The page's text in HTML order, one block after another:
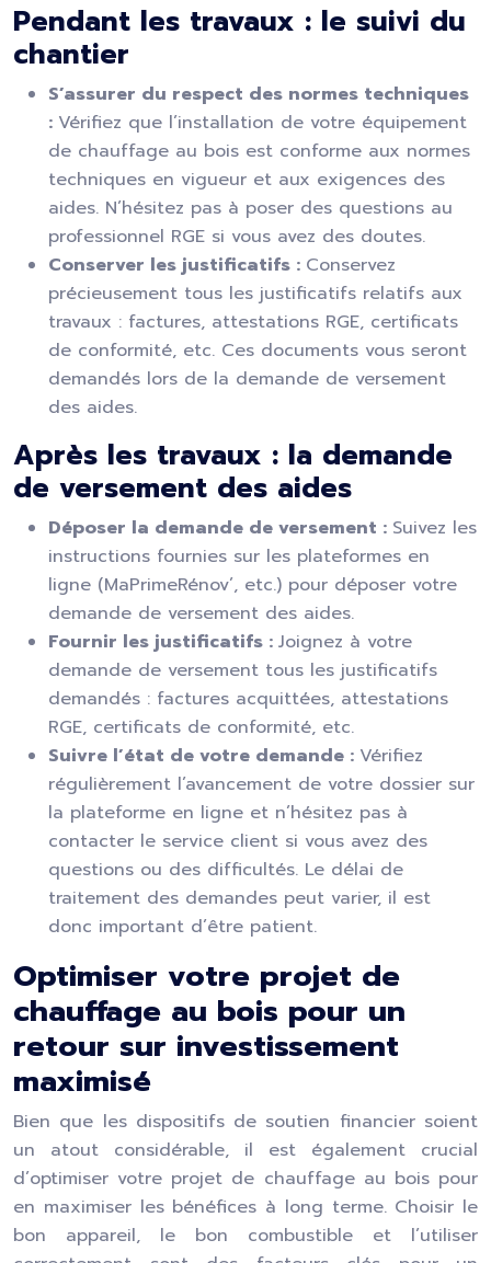
Pendant les travaux : le suivi du
chantier
S’assurer du respect des normes techniques
: Vérifiez que l’installation de votre équipement
de chauffage au bois est conforme aux normes
techniques en vigueur et aux exigences des
aides. N’hésitez pas à poser des questions au
professionnel RGE si vous avez des doutes.
Conserver les justificatifs : Conservez
précieusement tous les justificatifs relatifs aux
travaux : factures, attestations RGE, certificats
de conformité, etc. Ces documents vous seront
demandés lors de la demande de versement
des aides.
Après les travaux : la demande
de versement des aides
Déposer la demande de versement : Suivez les
instructions fournies sur les plateformes en
ligne (MaPrimeRénov’, etc.) pour déposer votre
demande de versement des aides.
Fournir les justificatifs : Joignez à votre
demande de versement tous les justificatifs
demandés : factures acquittées, attestations
RGE, certificats de conformité, etc.
Suivre l’état de votre demande : Vérifiez
régulièrement l’avancement de votre dossier sur
la plateforme en ligne et n’hésitez pas à
contacter le service client si vous avez des
questions ou des difficultés. Le délai de
traitement des demandes peut varier, il est
donc important d’être patient.
Optimiser votre projet de
chauffage au bois pour un
retour sur investissement
maximisé
Bien que les dispositifs de soutien financier soient
un atout considérable, il est également crucial
d’optimiser votre projet de chauffage au bois pour
en maximiser les bénéfices à long terme. Choisir le
bon appareil, le bon combustible et l’utiliser